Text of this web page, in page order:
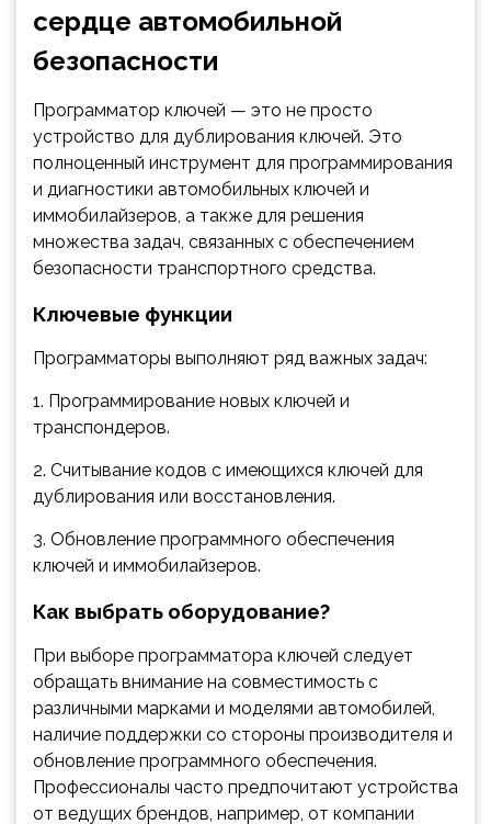
сердце автомобильной
безопасности
Программатор ключей — это не просто
устройство для дублирования ключей. Это
полноценный инструмент для программирования
и диагностики автомобильных ключей и
иммобилайзеров, а также для решения
множества задач, связанных с обеспечением
безопасности транспортного средства.
Ключевые функции
Программаторы выполняют ряд важных задач:
1. Программирование новых ключей и
транспондеров.
2. Считывание кодов с имеющихся ключей для
дублирования или восстановления.
3. Обновление программного обеспечения
ключей и иммобилайзеров.
Как выбрать оборудование?
При выборе программатора ключей следует
обращать внимание на совместимость с
различными марками и моделями автомобилей,
наличие поддержки со стороны производителя и
обновление программного обеспечения.
Профессионалы часто предпочитают устройства
от ведущих брендов, например, от компании